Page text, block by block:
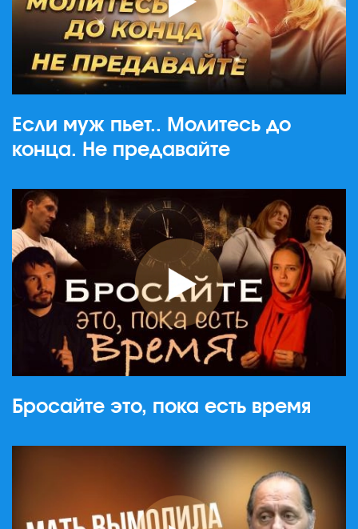
Если муж пьет.. Молитесь до
конца. Не предавайте
Бросайте это, пока есть время